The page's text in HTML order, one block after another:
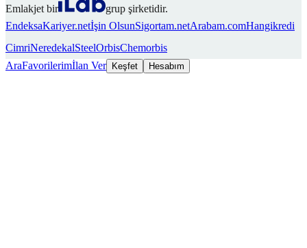
Emlakjet bir
grup şirketidir.
EndeksaKariyer.netİşin OlsunSigortam.netArabam.comHangikredi
CimriNeredekalSteelOrbisChemorbis
AraFavorilerimİlan Ver Keşfet Hesabım